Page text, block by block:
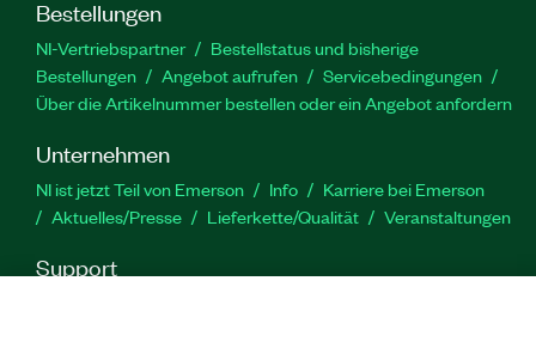
Bestellungen
NI-Vertriebspartner
Bestellstatus und bisherige
Bestellungen
Angebot aufrufen
Servicebedingungen
Über die Artikelnummer bestellen oder ein Angebot anfordern
Unternehmen
NI ist jetzt Teil von Emerson Info
Karriere bei Emerson
Aktuelles/Presse
Lieferkette/Qualität Veranstaltungen
Support